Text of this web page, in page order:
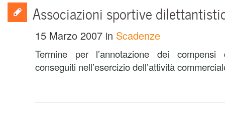
Associazioni sportive
15 Marzo 2007 in Scadenze
Termine per l’annotazione dei compensi
conseguiti nell’esercizio dell’attività